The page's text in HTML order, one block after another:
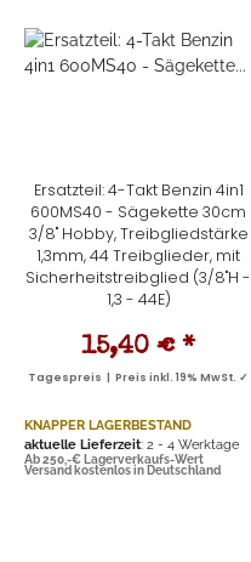
Ersatzteil: 4-Takt Benzin 4in1
600MS40 - Sägekette 30cm
3/8" Hobby, Treibgliedstärke
1,3mm, 44 Treibglieder, mit
Sicherheitstreibglied (3/8"H -
1,3 - 44E)
15,40 € *
Tagespreis | Preis inkl. 19% MwSt. ✓
KNAPPER LAGERBESTAND
aktuelle Lieferzeit: 2 - 4 Werktage
Ab 250,-€ Lagerverkaufs-Wert
Versand kostenlos in Deutschland